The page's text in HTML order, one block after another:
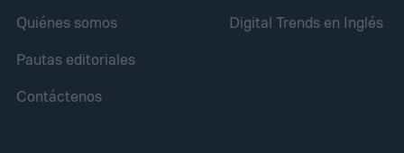
Quiénes somos
Pautas editoriales
Contáctenos
Digital Trends en Inglés